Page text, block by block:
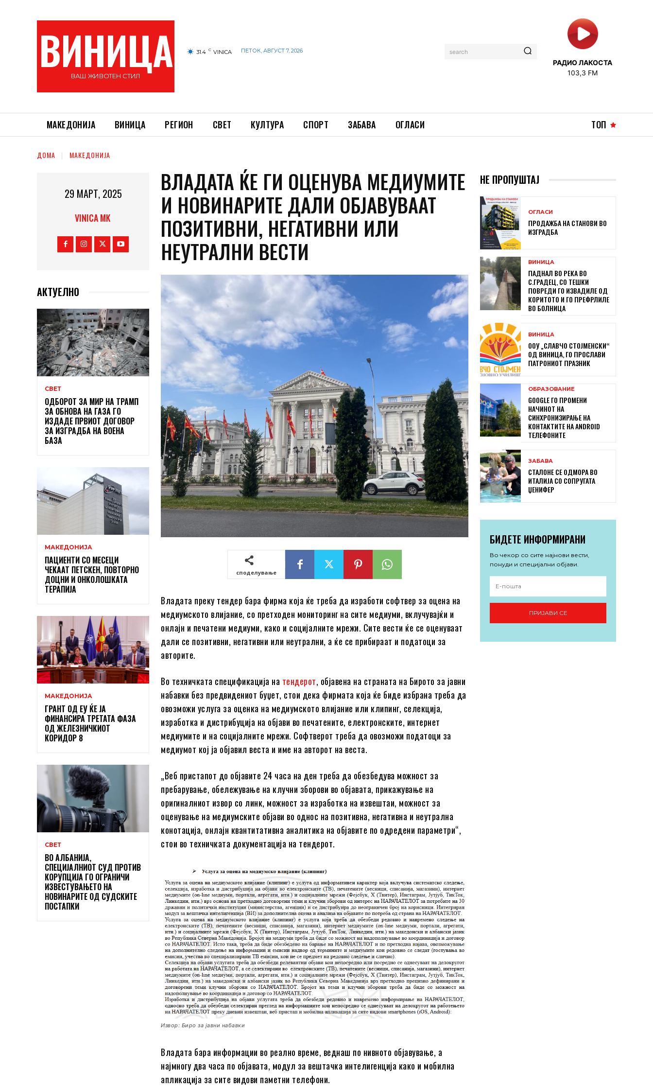
ВИНИЦА
ВАШ ЖИВОТЕН СТИЛ
31.4 C VINICA ПЕТОК, АВГУСТ 7, 2026 search
РАДИО ЛАКОСТА
103,3 FM
МАКЕДОНИЈА ВИНИЦА РЕГИОН СВЕТ КУЛТУРА СПОРТ ЗАБАВА ОГЛАСИ ТОП
ДОМА МАКЕДОНИЈА
29 МАРТ, 2025
VINICA MK
АКТУЕЛНО
СВЕТ
ОДБОРОТ ЗА МИР НА ТРАМП
ЗА ОБНОВА НА ГАЗА ГО
ИЗДАДЕ ПРВИОТ ДОГОВОР
ЗА ИЗГРАДБА НА ВОЕНА
БАЗА
МАКЕДОНИЈА
ПАЦИЕНТИ СО МЕСЕЦИ
ЧЕКААТ ПЕТСКЕН, ПОВТОРНО
ДОЦНИ И ОНКОЛОШКАТА
ТЕРАПИЈА
МАКЕДОНИЈА
ГРАНТ ОД ЕУ ЌЕ ЈА
ФИНАНСИРА ТРЕТАТА ФАЗА
ОД ЖЕЛЕЗНИЧКИОТ
КОРИДОР 8
СВЕТ
ВО АЛБАНИЈА,
СПЕЦИЈАЛНИОТ СУД ПРОТИВ
КОРУПЦИЈА ГО ОГРАНИЧИ
ИЗВЕСТУВАЊЕТО НА
НОВИНАРИТЕ ОД СУДСКИТЕ
ПОСТАПКИ
ВЛАДАТА ЌЕ ГИ ОЦЕНУВА МЕДИУМИТЕ
И НОВИНАРИТЕ ДАЛИ ОБЈАВУВААТ
ПОЗИТИВНИ, НЕГАТИВНИ ИЛИ
НЕУТРАЛНИ ВЕСТИ
споделување
Владата преку тендер бара фирма која ќе треба да изработи софтвер за оцена на
медиумското влијание, со претходен мониторинг на сите медиуми, вклучувајќи и
онлајн и печатени медиуми, како и социјалните мрежи. Сите вести ќе се оценуваат
дали се позитивни, негативни или неутрални, а ќе се прибираат и податоци за
авторите.
Во техничката спецификација на тендерот, објавена на страната на Бирото за јавни
набавки без предвидениот буџет, стои дека фирмата која ќе биде избрана треба да
овозможи услуга за оценка на медиумското влијание или клипинг, селекција,
изработка и дистрибуција на објави во печатените, електронските, интернет
медиумите и на социјалните мрежи. Софтверот треба да овозможи податоци за
медиумот кој ја објавил веста и име на авторот на веста.
„Веб пристапот до објавите 24 часа на ден треба да обезбедува можност за
пребарување, обележување на клучни зборови во објавата, прикажување на
оригиналниот извор со линк, можност за изработка на извештаи, можност за
оценување на медиумските објави во однос на позитивна, негативна и неутрална
конотација, онлајн квантитативна аналитика на објавите по одредени параметри“,
стои во техничката документација на тендерот.
Извор: Биро за јавни набавки
Владата бара информации во реално време, веднаш по нивното објавување, а
најмногу два часа по објавата, модул за вештачка интелигенција како и мобилна
апликација за сите видови паметни телефони.
НЕ ПРОПУШТАЈ
ОГЛАСИ
ПРОДАЖБА НА СТАНОВИ ВО
ИЗГРАДБА
ВИНИЦА
ПАДНАЛ ВО РЕКА ВО
С.ГРАДЕЦ, СО ТЕШКИ
ПОВРЕДИ ГО ИЗВАДИЛЕ ОД
КОРИТОТО И ГО ПРЕФРЛИЛЕ
ВО БОЛНИЦА
ВИНИЦА
ООУ „СЛАВЧО СТОЈМЕНСКИ“
ОД ВИНИЦА, ГО ПРОСЛАВИ
ПАТРОНИОТ ПРАЗНИК
ОБРАЗОВАНИЕ
GOOGLE ГО ПРОМЕНИ
НАЧИНОТ НА
СИНХРОНИЗИРАЊЕ НА
КОНТАКТИТЕ НА ANDROID
ТЕЛЕФОНИТЕ
ЗАБАВА
СТАЛОНЕ СЕ ОДМОРА ВО
ИТАЛИЈА СО СОПРУГАТА
ЏЕНИФЕР
БИДЕТЕ ИНФОРМИРАНИ
Во чекор со сите најнови вести,
понуди и специјални објави.
ПРИЈАВИ СЕ